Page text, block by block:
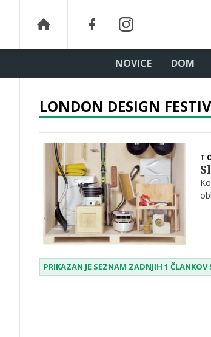
NOVICE DOM
LONDON DESIGN
PRIKAZAN JE SEZNAM ZADNJIH 1 ČLANKOV